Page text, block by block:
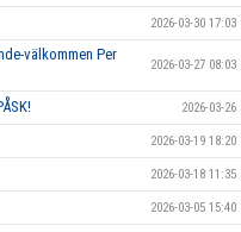
2026-03-30 17:03
välkommen Per
2026-03-27 08:03
2026-03-26
2026-03-19 18:20
2026-03-18 11:35
2026-03-05 15:40